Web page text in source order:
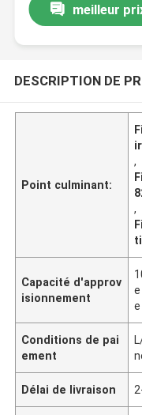
meilleur
DESCRIPTION DE
Point culminant:
,
,
Capacité d'approv
isionnement
Conditions de pai
ement
Délai de livraison